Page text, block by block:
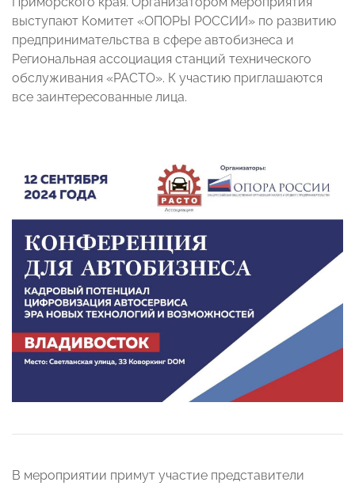
выступают Комитет «ОПОРЫ РОССИИ» по развитию
предпринимательства в сфере автобизнеса и
Региональная ассоциация станций технического
обслуживания «РАСТО». К участию приглашаются
все заинтересованные лица.
В мероприятии примут участие представители